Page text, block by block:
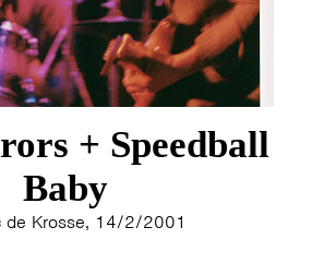
+ Speedball
Baby
de Krosse, 14/2/2001